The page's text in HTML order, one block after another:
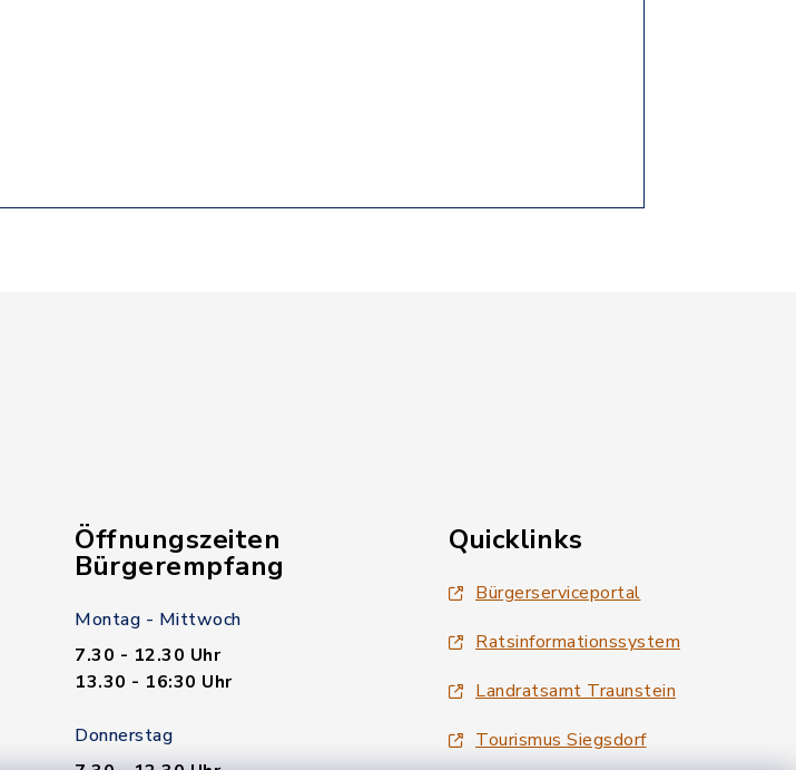
Öffnungszeiten
Bürgerempfang
Montag - Mittwoch
7.30 - 12.30 Uhr
13.30 - 16:30 Uhr
Donnerstag
Quicklinks
Bürgerserviceportal
Ratsinformationssystem
Landratsamt Traunstein
Tourismus Siegsdorf